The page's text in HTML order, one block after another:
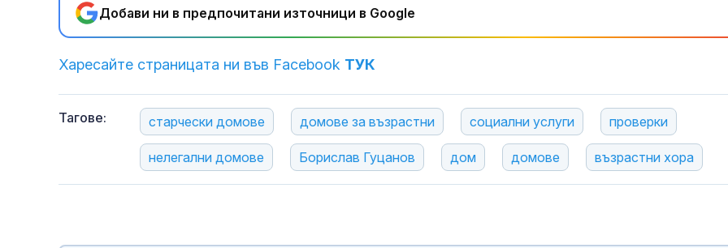
Добави ни в предпочитани източници в Google
Харесайте страницата ни във Facebook ТУК
Тагове: старчески домове домове за възрастни социални услуги проверки
нелегални домове Борислав Гуцанов дом домове възрастни хора